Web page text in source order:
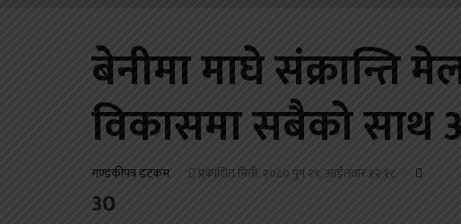
बेनीमा माघे संक्रान्ति
विकासमा सबैको साथ
गण्डकीपत्र डटकम प्रकाशित मिती: २०८० पुष २९, आईतवार १२:१८
30